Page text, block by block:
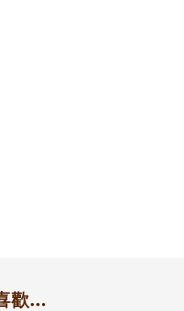
歡...